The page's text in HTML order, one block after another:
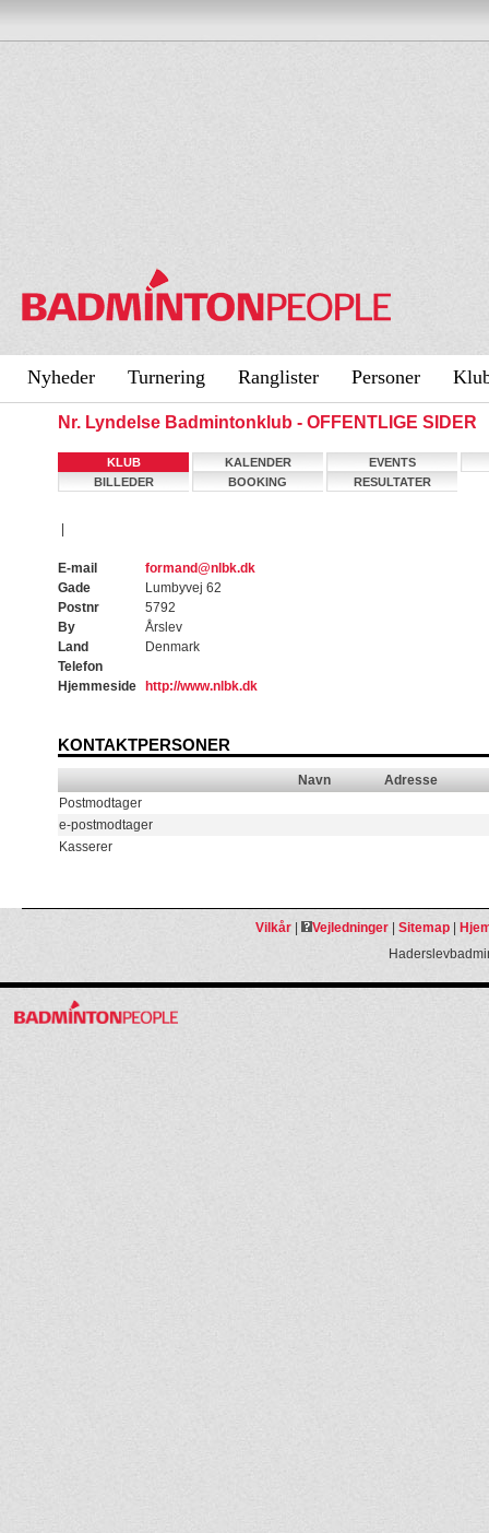
Nyheder Turnering Ranglister Personer
Nr. Lyndelse Badmintonklub - OFFENTLIGE SIDER
KLUB KALENDER
EVENTS
BILLEDER
BOOKING RESULTATER
E-mail
formand@nlbk.dk
Gade
Lumbyvej 62
Postnr
5792
By
Årslev
Land
Denmark
Telefon
Hjemmeside
http://www.nlbk.dk
KONTAKTPERSONER
Navn
Adresse
Postmodtager
e-postmodtager
Kasserer
Vilkår| Vejledninger| Sitemap|